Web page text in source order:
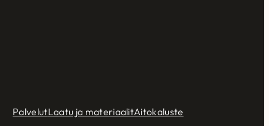
PalvelutLaatu ja materiaalitAitokaluste